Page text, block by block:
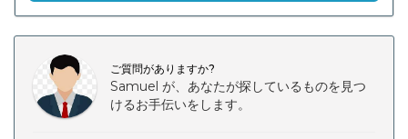
ご質問がありますか?
Samuel が、あなたが探しているものを見つ
けるお手伝いをします。